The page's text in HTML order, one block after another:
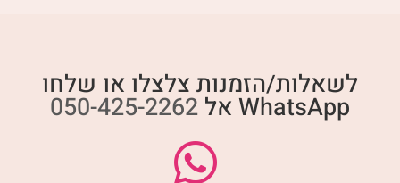
לשאלות/הזמנות צלצלו או שלחו
WhatsApp אל 050-425-2262